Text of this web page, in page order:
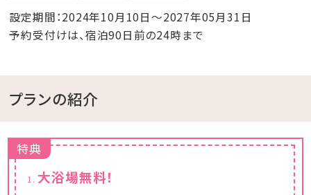
設定期間：2024年10月10日～2027年05月31日
予約受付けは、宿泊90日前の24時まで
プランの紹介
特典
大浴場無料！